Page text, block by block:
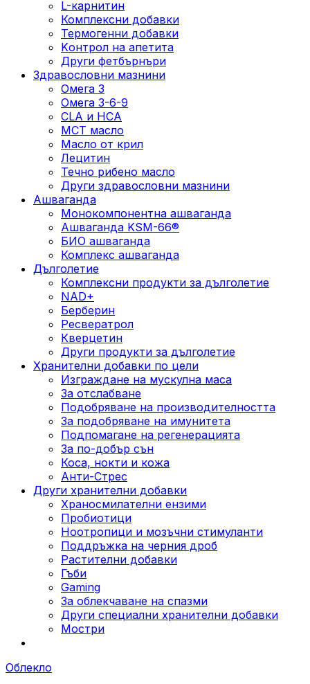
L-карнитин
Комплексни добавки
Термогенни добавки
Kонтрол на апетита
Други фетбърнъри
Здравословни мазнини
Омега 3
Омега 3-6-9
CLA и HCA
МСТ масло
Масло от крил
Лецитин
Течно рибено масло
Други здравословни мазнини
Ашваганда
Монокомпонентна ашваганда
Ашваганда KSM-66®
БИО ашваганда
Комплекс ашваганда
Дълголетие
Комплексни продукти за дълголетие
NAD+
Берберин
Ресвератрол
Кверцетин
Други продукти за дълголетие
Хранителни добавки по цели
Изграждане на мускулна маса
За отслабване
Подобряване на производителността
За подобряване на имунитета
Подпомагане на регенерацията
За по-добър сън
Коса, нокти и кожа
Анти-Стрес
Други хранителни добавки
Храносмилателни ензими
Пробиотици
Ноотропици и мозъчни стимуланти
Поддръжка на черния дроб
Растителни добавки
Гъби
Gaming
За облекчаване на спазми
Други специални хранителни добавки
Мостри
Облекло